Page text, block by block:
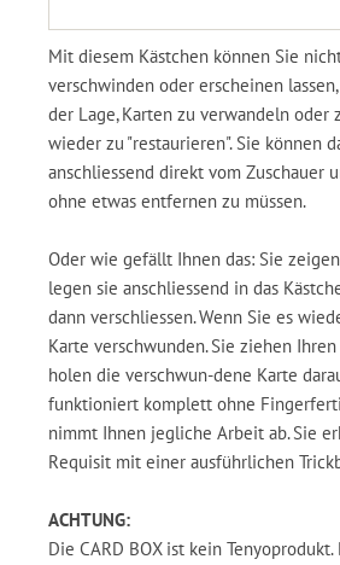
Mit diesem Kästchen können Sie
verschwinden oder erscheinen
der Lage, Karten zu verwandeln oder
wieder zu "restaurieren". Sie können
anschliessend direkt vom Zuschauer
ohne etwas entfernen zu müssen.
Oder wie gefällt Ihnen das: Sie
legen sie anschliessend in das
dann verschliessen. Wenn Sie es
Karte verschwunden. Sie ziehen
holen die verschwun-dene Karte
funktioniert komplett ohne
nimmt Ihnen jegliche Arbeit ab. Sie
Requisit mit einer ausführlichen
ACHTUNG:
Die CARD BOX ist kein